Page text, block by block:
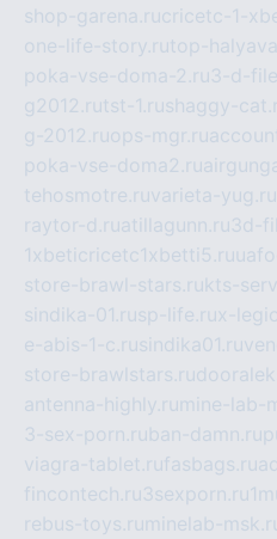
shop-garena.rucricetc-1-
one-life-story.rutop-
poka-vse-doma-2.ru3-d-
g2012.rutst-1.rushaggy-
g-2012.ruops-mgr.ru
poka-vse-doma2.ru
tehosmotre.ruvarieta-yug.ru
raytor-d.ruatillagunn.ru3d-
1xbeticricetc1xbetti5.ru
store-brawl-stars.rukts-
sindika-01.rusp-life.rux-
e-abis-1-c.rusindika01.ru
store-brawlstars.ru
antenna-highly.ru mine-lab-
3-sex-porn.ruban-damn.ru
viagra-tablet.rufasbags.ru
fincontech.ru3sexporn.ru
rebus-toys.ru minelab-